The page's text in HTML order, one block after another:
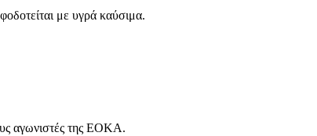
με υγρά καύσιμα.
αγωνιστές της ΕΟΚΑ.